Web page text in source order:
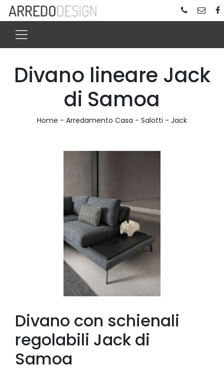
Divano lineare Jack
di Samoa
Home - Arredamento Casa - Salotti - Jack
Divano con schienali
regolabili Jack di
Samoa